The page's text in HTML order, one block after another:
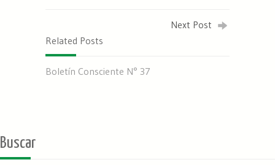
Next Post
Related Posts
Boletín Consciente N° 37
Buscar